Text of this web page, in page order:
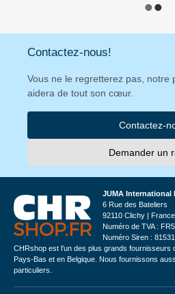
Contactez-nous!
Vous ne le regretterez pas, notre
aidera de tout son cœur.
Contactez-
Demander un
JUMA International
6 Rue des Bateliers
92110 Clichy | France
Numéro de TVA :
Numéro Siren :
CHRshop est l'un des plus grands fournisseurs
Pays-Bas et en Belgique. Nous fournissons
particuliers.